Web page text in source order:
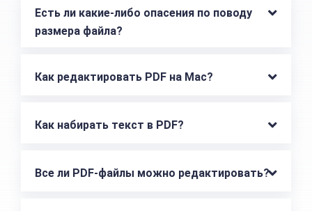
Есть ли какие-либо опасения по поводу
размера файла?
Как редактировать PDF на Mac?
Как набирать текст в PDF?
Все ли PDF-файлы можно редактировать?